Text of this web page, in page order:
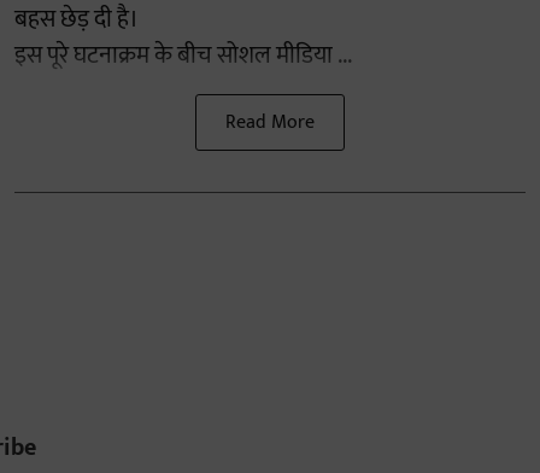
बहस छेड़ दी है।
इस पूरे घटनाक्रम के बीच सोशल मीडिया ...
Read More